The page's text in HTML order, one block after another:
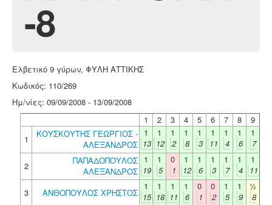
-8
Ελβετικό 9 γύρων, ΦΥΛΗ ΑΤΤΙΚΗΣ
Κωδικός: 110/269
Ημ/νίες: 09/09/2008 - 13/09/2008
1
2 3 4 5 6 7 8
9
1
ΚΟΥΣΚΟΥΤΗΣ ΓΕΩΡΓΙΟΣ -
ΑΛΕΞΑΝΔΡΟΣ
1
13
1
12
1
2
1
8
1
3
1
11
1
4
1
6
1
7
2
ΠΑΠΑΔΟΠΟΥΛΟΣ
ΑΛΕΞΑΝΔΡΟΣ
1
19
1
5
0
1
1
12
1
6
1
3
1
7
1
4
1
11
3
ΑΝΘΟΠΟΥΛΟΣ ΧΡΗΣΤΟΣ
1
15
1
18
1
11
1
6
0
1
0
2
1
5
1
9
½
8